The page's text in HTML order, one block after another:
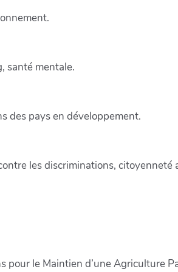
santé mentale.
des pays en développement.
les discriminations, citoyenneté
pour le Maintien d’une Agriculture